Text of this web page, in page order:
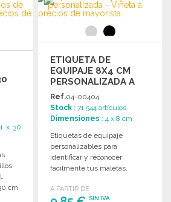
Solicitar un presupuesto
x 30
cm.
ETIQUETA DE
EQUIPAJE 8X4 CM
PERSONALIZADA A
PRECIOS DE
MAYORISTA
Ref.04-00404
Stock : 71 544 artículos
Dimensiones : 4 x 8 cm
Etiquetas de equipaje
personalizables para
identificar y reconocer
fácilmente tus maletas.
A PARTIR DE
SIN IVA